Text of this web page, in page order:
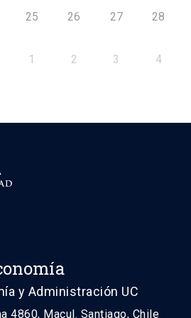
25 26 27 28
1 2 3 4
y Administración UC
4860, Macul. Santiago, Chile